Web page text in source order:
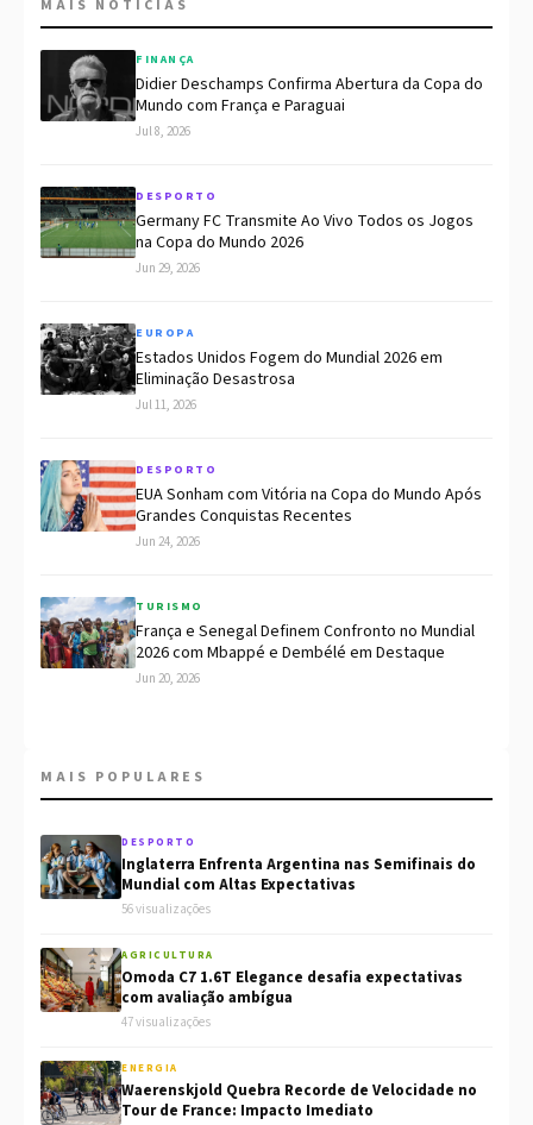
MAIS NOTÍCIAS
FINANÇA
Didier Deschamps Confirma Abertura da Copa do
Mundo com França e Paraguai
Jul 8, 2026
DESPORTO
Germany FC Transmite Ao Vivo Todos os Jogos
na Copa do Mundo 2026
Jun 29, 2026
EUROPA
Estados Unidos Fogem do Mundial 2026 em
Eliminação Desastrosa
Jul 11, 2026
DESPORTO
EUA Sonham com Vitória na Copa do Mundo Após
Grandes Conquistas Recentes
Jun 24, 2026
TURISMO
França e Senegal Definem Confronto no Mundial
2026 com Mbappé e Dembélé em Destaque
Jun 20, 2026
MAIS POPULARES
DESPORTO
Inglaterra Enfrenta Argentina nas Semifinais do
Mundial com Altas Expectativas
56 visualizações
AGRICULTURA
Omoda C7 1.6T Elegance desafia expectativas
com avaliação ambígua
47 visualizações
ENERGIA
Waerenskjold Quebra Recorde de Velocidade no
Tour de France: Impacto Imediato